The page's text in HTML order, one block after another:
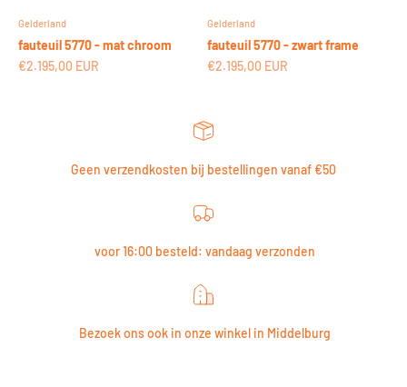
Gelderland
fauteuil 5770 - mat chroom
Aanbiedingsprijs
€2.195,00 EUR
Gelderland
fauteuil 5770 - zwart frame
Aanbiedingsprijs
€2.195,00 EUR
Geen verzendkosten bij bestellingen vanaf €50
voor 16:00 besteld: vandaag verzonden
Bezoek ons ook in onze winkel in Middelburg